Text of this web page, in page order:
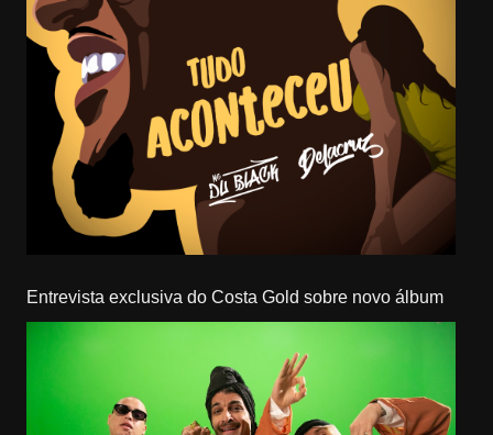
Entrevista exclusiva do Costa Gold sobre novo álbum